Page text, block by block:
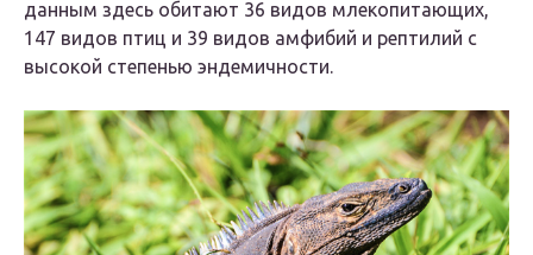
данным здесь обитают 36 видов млекопитающих,
147 видов птиц и 39 видов амфибий и рептилий с
высокой степенью эндемичности.